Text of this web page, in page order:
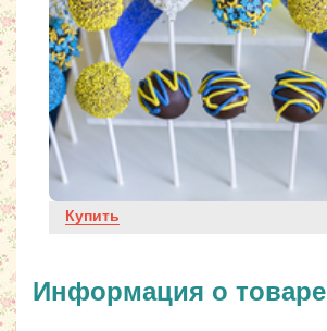
Купить
Информация о товаре